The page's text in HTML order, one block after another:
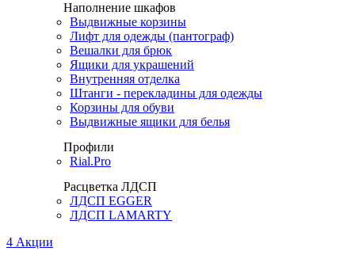
Наполнение шкафов
Выдвижные корзины
Лифт для одежды (пантограф)
Вешалки для брюк
Ящики для украшений
Внутренняя отделка
Штанги - перекладины для одежды
Корзины для обуви
Выдвижные ящики для белья
Профили
Rial.Pro
Расцветка ЛДСП
ЛДСП EGGER
ЛДСП LAMARTY
4 Акции